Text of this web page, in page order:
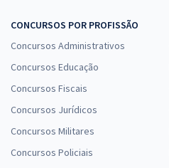
CONCURSOS POR PROFISSÃO
Concursos Administrativos
Concursos Educação
Concursos Fiscais
Concursos Jurídicos
Concursos Militares
Concursos Policiais